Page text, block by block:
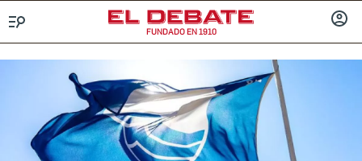
FUNDADO EN 1910